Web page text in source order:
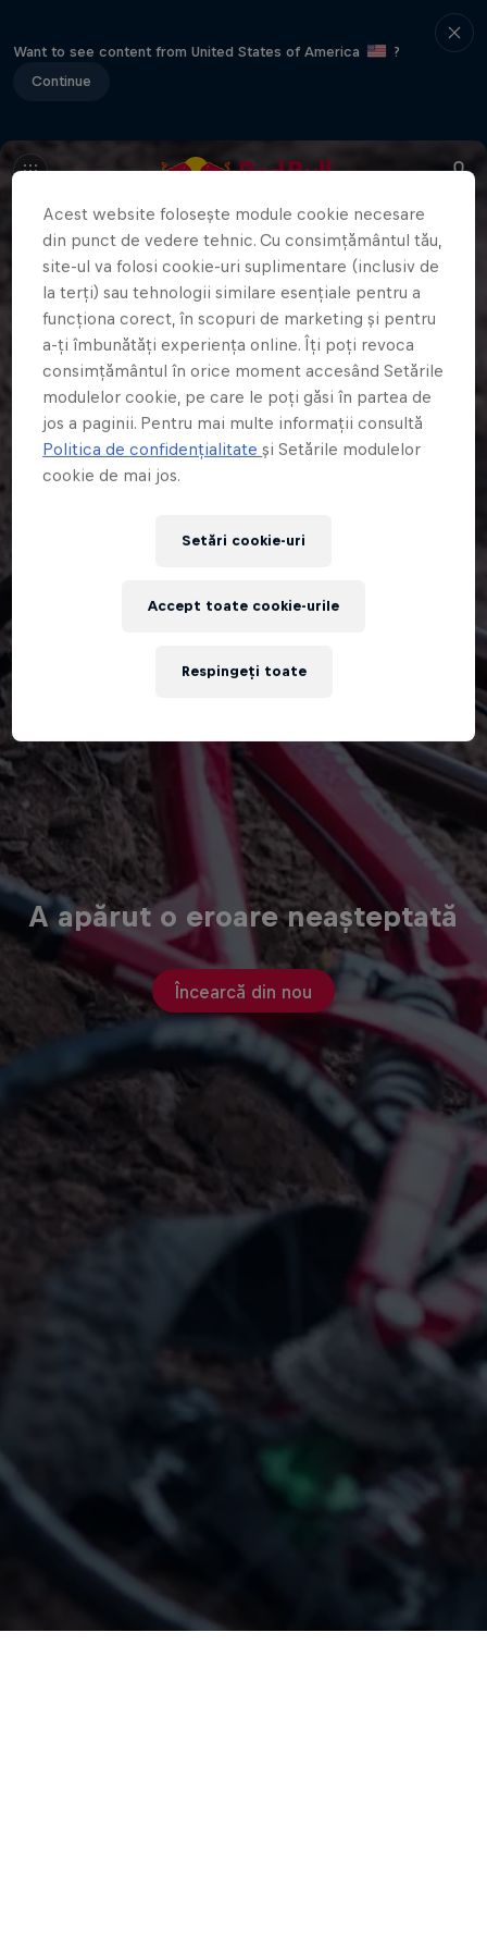
Want to see content from United States of America
?
Continue
A apărut o eroare neașteptată
Încearcă din nou
Acest website folosește module cookie necesare
din punct de vedere tehnic. Cu consimțământul tău,
site-ul va folosi cookie-uri suplimentare (inclusiv de
la terți) sau tehnologii similare esențiale pentru a
funcționa corect, în scopuri de marketing și pentru
a-ți îmbunătăți experiența online. Îți poți revoca
consimțământul în orice moment accesând Setările
modulelor cookie, pe care le poți găsi în partea de
jos a paginii. Pentru mai multe informații consultă
Politica de confidențialitateși Setările modulelor
cookie de mai jos.
Setări cookie-uri
Respingeți toate
Accept toate cookie-urile